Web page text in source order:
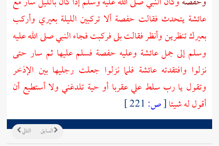
عائشةيتحدث فقالت حفصة ألا تركبين الليلة بعيري وأركب
بعيرك تنظرين وأنظر فقالت بلى فركبت فجاء النبي صلى الله عليه
وسلم إلى جملعائشة وعليه حفصة فسلم عليها ثم سار حتى
نزلوا وافتقدتهعائشة فلما نزلوا جعلت رجليها بين الإذخر
وتقول يا رب سلط علي عقربا أو حية تلدغني ولا أستطيع أن
أقول له شيئا[ص:
التالي السابق